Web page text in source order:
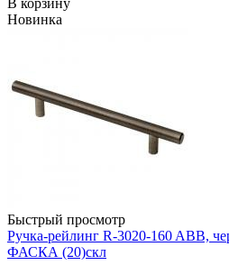
Новинка
Быстрый просмотр
Ручка-рейлинг R-3020-160 ABB,
ФАСКА (20)скл